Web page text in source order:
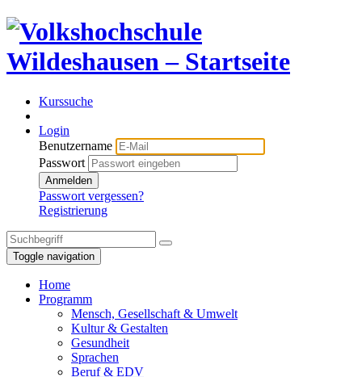
Kurssuche
Login
Benutzername
Passwort
Anmelden
Passwort vergessen?
Registrierung
Toggle navigation
Home
Programm
Mensch, Gesellschaft & Umwelt
Kultur & Gestalten
Gesundheit
Sprachen
Beruf & EDV